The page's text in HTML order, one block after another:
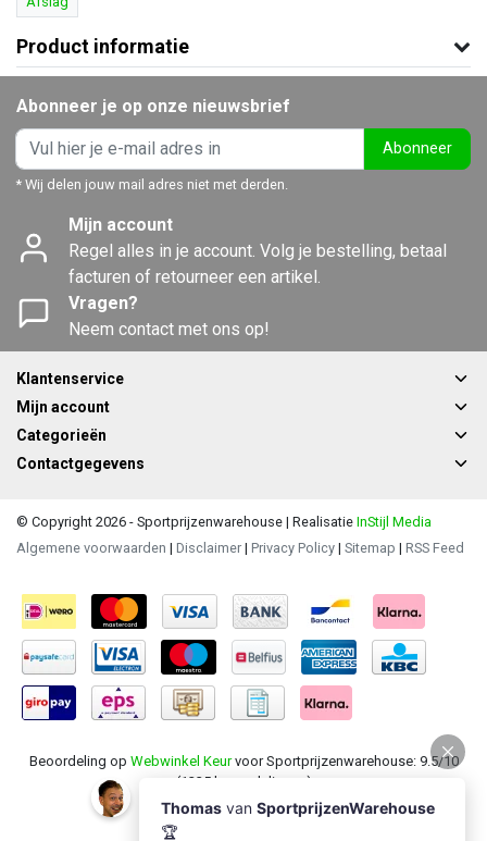
Product informatie
Abonneer je op onze nieuwsbrief
Abonneer
* Wij delen jouw mail adres niet met derden.
Mijn account
Regel alles in je account. Volg je bestelling, betaal
facturen of retourneer een artikel.
Vragen?
Neem contact met ons op!
Klantenservice
Mijn account
Categorieën
Contactgegevens
© Copyright 2026 - Sportprijzenwarehouse | Realisatie InStijl Media
Algemene voorwaarden | Disclaimer | Privacy Policy | Sitemap | RSS Feed
Beoordeling op Webwinkel Keurvoor Sportprijzenwarehouse: 9.5/10
(1235 beoordelingen)